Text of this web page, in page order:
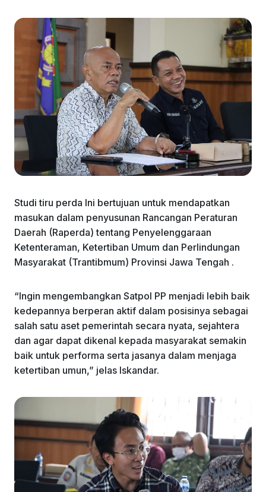
Studi tiru perda Ini bertujuan untuk mendapatkan
masukan dalam penyusunan Rancangan Peraturan
Daerah (Raperda) tentang Penyelenggaraan
Ketenteraman, Ketertiban Umum dan Perlindungan
Masyarakat (Trantibmum) Provinsi Jawa Tengah .
“Ingin mengembangkan Satpol PP menjadi lebih baik
kedepannya berperan aktif dalam posisinya sebagai
salah satu aset pemerintah secara nyata, sejahtera
dan agar dapat dikenal kepada masyarakat semakin
baik untuk performa serta jasanya dalam menjaga
ketertiban umun,” jelas Iskandar.